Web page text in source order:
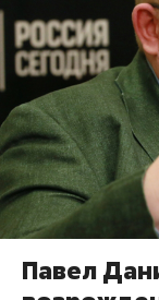
Павел